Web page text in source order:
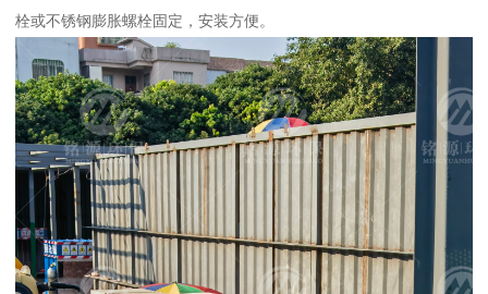
栓或不锈钢膨胀螺栓固定，安装方便。